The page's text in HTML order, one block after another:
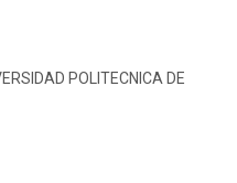
POLITECNICA DE